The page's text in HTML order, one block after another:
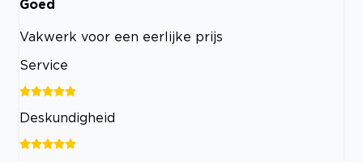
Goed
Vakwerk voor een eerlijke prijs
Service
Deskundigheid